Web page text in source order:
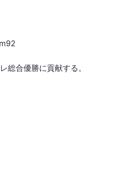
総合優勝に貢献する。